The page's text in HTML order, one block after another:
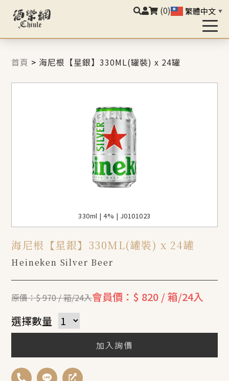
(0) 繁體中文 ▼
首頁 > 海尼根【星銀】330ML(罐裝) x 24罐
330ml | 4% | J0101023
海尼根【星銀】330ML(罐裝) x 24罐
Heineken Silver Beer
原價：$ 970 / 箱/24入會員價：$ 820 / 箱/24入
選擇數量
加入詢價